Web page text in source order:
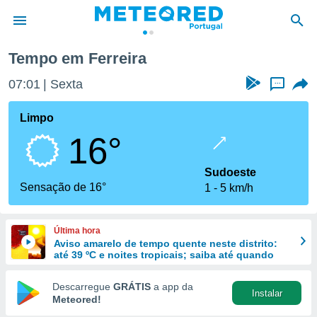
da
foi
fornecidas
a este
das
e
forma
digital
Tempo em Ferreira
07:01 Sexta ...
Limpo
16°
Sensação de 16°
Sudoeste
1
5 km/h
Última hora
Aviso amarelo de tempo quente neste distrito:
até 39 ºC e noites tropicais; saiba até quando
Descarregue GRÁTIS a app da
Meteored!
Instalar